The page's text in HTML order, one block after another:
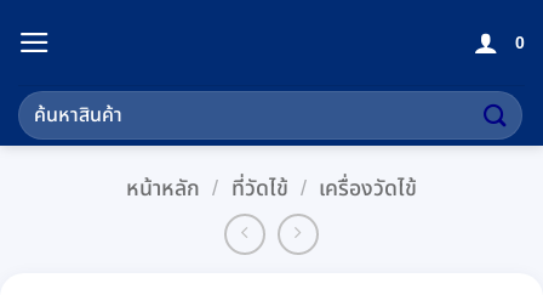
เนื้อหา
0
ค้นหา:
หน้าหลัก / ที่วัดไข้ / เครื่องวัดไข้